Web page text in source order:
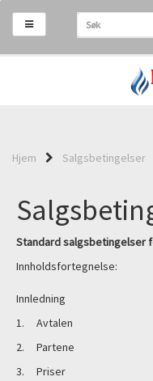
Hjem Salgsbetingelser
Standard salgsbetingelser
Innholdsfortegnelse:
Innledning
1. Avtalen
2. Partene
3. Priser